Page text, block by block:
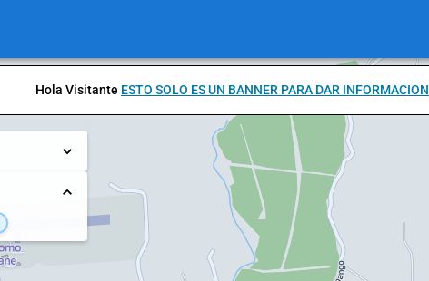
Hola Visitante ESTO SOLO ES UN BANNER PARA DAR INFORMACION